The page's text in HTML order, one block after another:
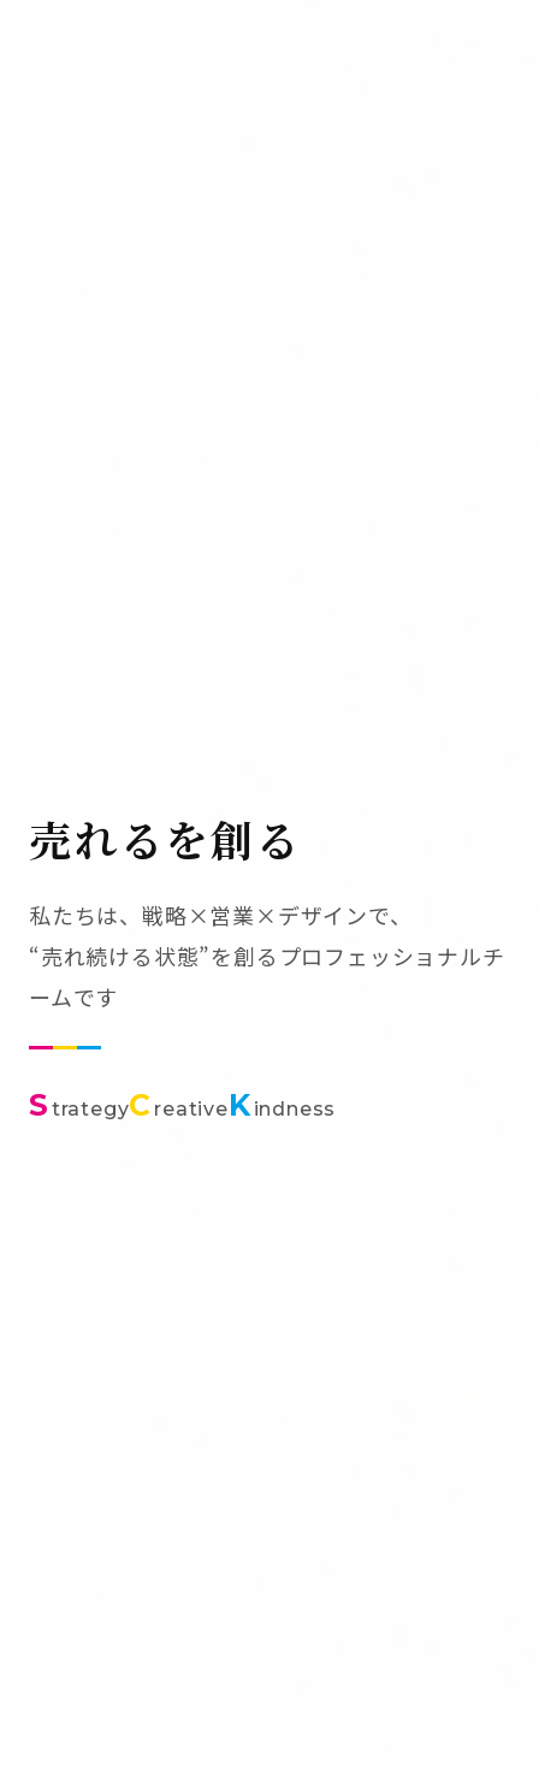
売れるを創る
私たちは、戦略×営業×デザインで、
“売れ続ける状態”を創るプロフェッショナルチ
ームです
S trategyC reativeKindness